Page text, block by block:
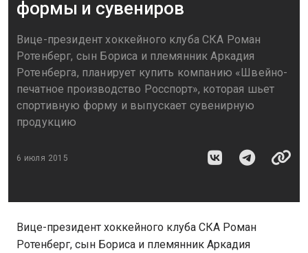
формы и сувениров
Вице-президент хоккейного клуба СКА Роман
Ротенберг, сын Бориса и племянник Аркадия
Ротенберга, планирует купить компанию «Швейно-
печатное производство Росспорт», которая шьет
спортивную форму и выпускает сувенирную
продукцию
6 июля 2015
Вице-президент хоккейного клуба СКА Роман
Ротенберг, сын Бориса и племянник Аркадия